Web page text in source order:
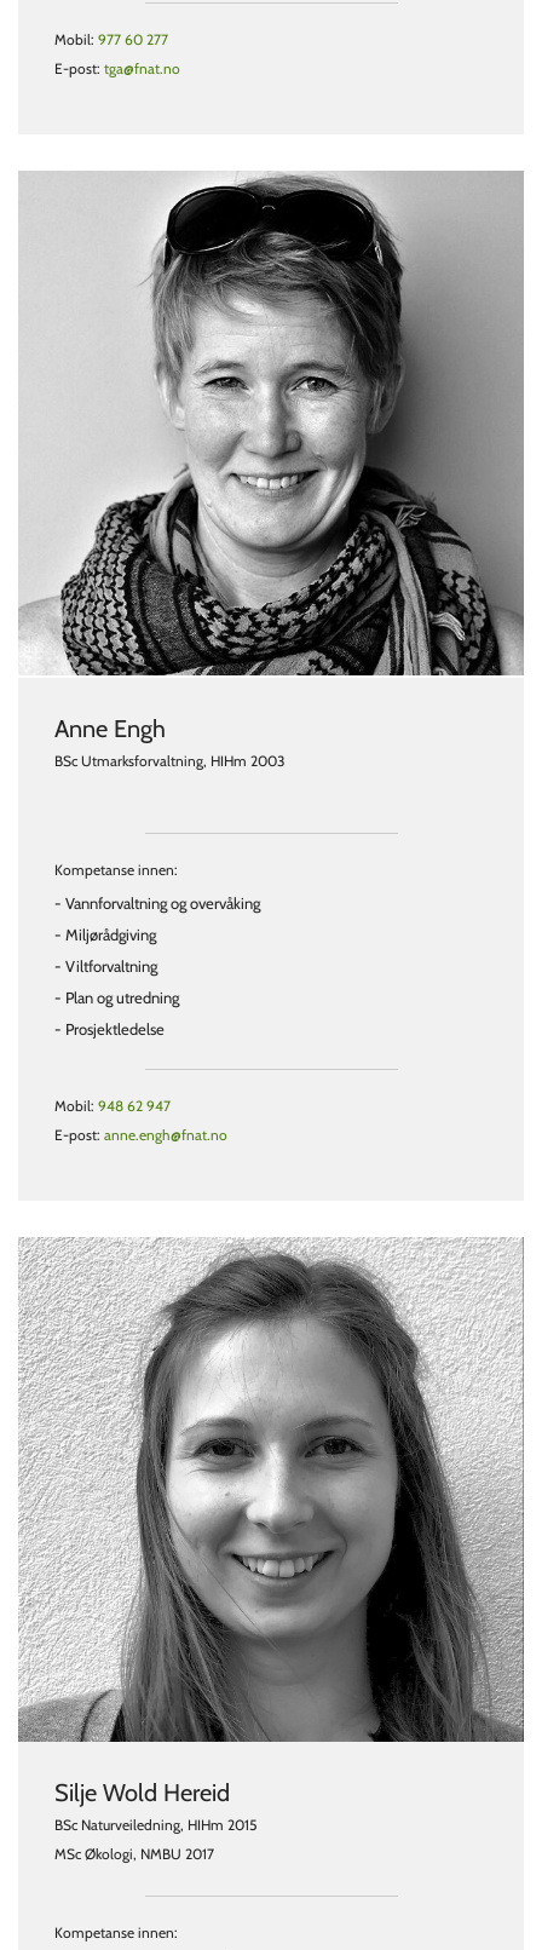
Mobil: 977 60 277
E-post: tga@fnat.no
Anne Engh
BSc Utmarksforvaltning, HIHm 2003
Kompetanse innen:
- Vannforvaltning og overvåking
- Miljørådgiving
- Viltforvaltning
- Plan og utredning
- Prosjektledelse
Mobil: 948 62 947
E-post: anne.engh@fnat.no
Silje Wold Hereid
BSc Naturveiledning, HIHm 2015
MSc Økologi, NMBU 2017
Kompetanse innen: